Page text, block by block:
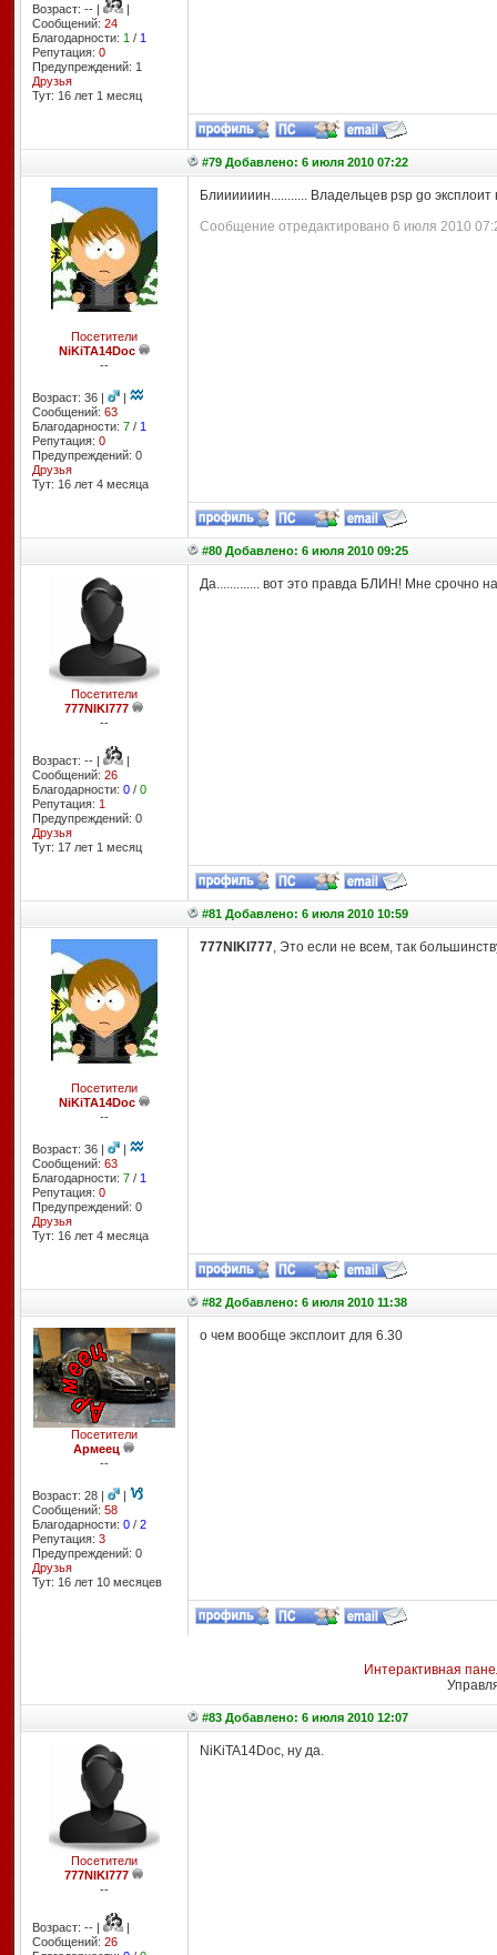
Возраст: -- |
|
Сообщений: 24
Благодарности: 1 / 1
Репутация: 0
Предупреждений: 1
Друзья
Тут: 16 лет 1 месяц
#79 Добавлено: 6 июля 2010 07:22
Посетители
NiKiTA14Doc
--
Возраст: 36 |
|
Сообщений: 63
Благодарности: 7/ 1
Репутация: 0
Предупреждений: 0
Друзья
Тут: 16 лет 4 месяцa
Блиииииин........... Владельцев psp go эксплоит
Сообщение отредактировано 6 июля 2010
#80 Добавлено: 6 июля 2010 09:25
Посетители
777NIKI777
--
Возраст: -- |
|
Сообщений: 26
Благодарности: 0/ 0
Репутация: 1
Предупреждений: 0
Друзья
Тут: 17 лет 1 месяц
Да............. вот это правда БЛИН! Мне срочно
#81 Добавлено: 6 июля 2010 10:59
Посетители
NiKiTA14Doc
--
Возраст: 36 |
|
Сообщений: 63
Благодарности: 7/ 1
Репутация: 0
Предупреждений: 0
Друзья
Тут: 16 лет 4 месяцa
777NIKI777, Это если не всем, так
#82 Добавлено: 6 июля 2010 11:38
Посетители
Армеец
--
Возраст: 28 |
|
Сообщений: 58
Благодарности: 0/ 2
Репутация: 3
Предупреждений: 0
Друзья
Тут: 16 лет 10 месяцев
о чем вообще эксплоит для 6.30
Интерактивная
#83 Добавлено: 6 июля 2010 12:07
Посетители
777NIKI777
--
Возраст: -- |
|
Сообщений: 26
NiKiTA14Doc, ну да.